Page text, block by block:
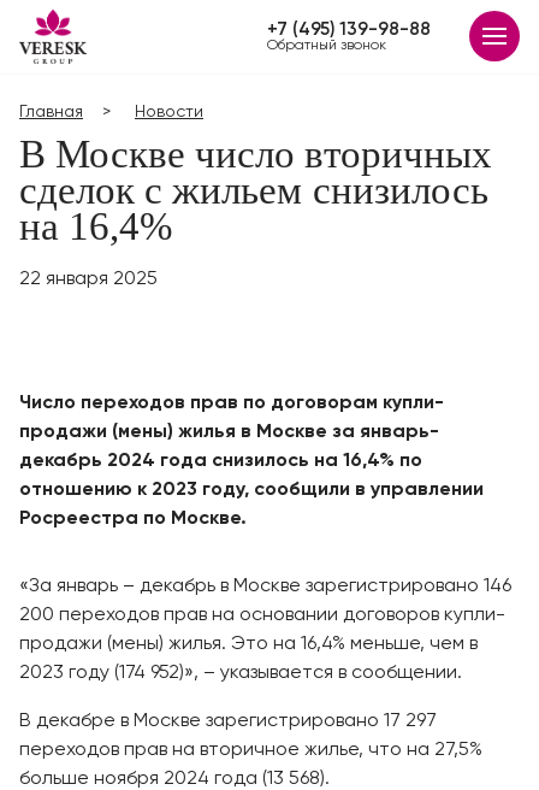
+7 (495) 139-98-88
Обратный звонок
Главная Новости
В Москве число вторичных
сделок с жильем снизилось
на 16,4%
22 января 2025
Число переходов прав по договорам купли-
продажи (мены) жилья в Москве за январь-
декабрь 2024 года снизилось на 16,4% по
отношению к 2023 году, сообщили в управлении
Росреестра по Москве.
«За январь – декабрь в Москве зарегистрировано 146
200 переходов прав на основании договоров купли-
продажи (мены) жилья. Это на 16,4% меньше, чем в
2023 году (174 952)», – указывается в сообщении.
В декабре в Москве зарегистрировано 17 297
переходов прав на вторичное жилье, что на 27,5%
больше ноября 2024 года (13 568).